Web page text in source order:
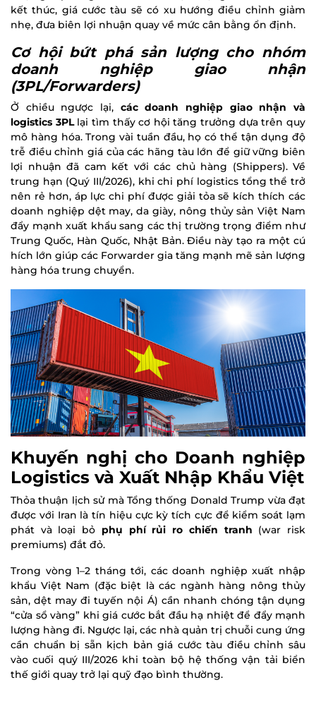
kết thúc, giá cước tàu sẽ có xu hướng điều chỉnh giảm
nhẹ, đưa biên lợi nhuận quay về mức cân bằng ổn định.
Cơ hội bứt phá sản lượng cho nhóm
doanh nghiệp giao nhận
(3PL/Forwarders)
Ở chiều ngược lại, các doanh nghiệp giao nhận và
logistics 3PLlại tìm thấy cơ hội tăng trưởng dựa trên quy
mô hàng hóa. Trong vài tuần đầu, họ có thể tận dụng độ
trễ điều chỉnh giá của các hãng tàu lớn để giữ vững biên
lợi nhuận đã cam kết với các chủ hàng (Shippers). Về
trung hạn (Quý III/2026), khi chi phí logistics tổng thể trở
nên rẻ hơn, áp lực chi phí được giải tỏa sẽ kích thích các
doanh nghiệp dệt may, da giày, nông thủy sản Việt Nam
đẩy mạnh xuất khẩu sang các thị trường trọng điểm như
Trung Quốc, Hàn Quốc, Nhật Bản. Điều này tạo ra một cú
hích lớn giúp các Forwarder gia tăng mạnh mẽ sản lượng
hàng hóa trung chuyển.
Khuyến nghị cho Doanh nghiệp
Logistics và Xuất Nhập Khẩu Việt
Thỏa thuận lịch sử mà Tổng thống Donald Trump vừa đạt
được với Iran là tín hiệu cực kỳ tích cực để kiểm soát lạm
phát và loại bỏ phụ phí rủi ro chiến tranh (war risk
premiums) đắt đỏ.
Trong vòng 1–2 tháng tới, các doanh nghiệp xuất nhập
khẩu Việt Nam (đặc biệt là các ngành hàng nông thủy
sản, dệt may đi tuyến nội Á) cần nhanh chóng tận dụng
“cửa sổ vàng” khi giá cước bắt đầu hạ nhiệt để đẩy mạnh
lượng hàng đi. Ngược lại, các nhà quản trị chuỗi cung ứng
cần chuẩn bị sẵn kịch bản giá cước tàu điều chỉnh sâu
vào cuối quý III/2026 khi toàn bộ hệ thống vận tải biển
thế giới quay trở lại quỹ đạo bình thường.